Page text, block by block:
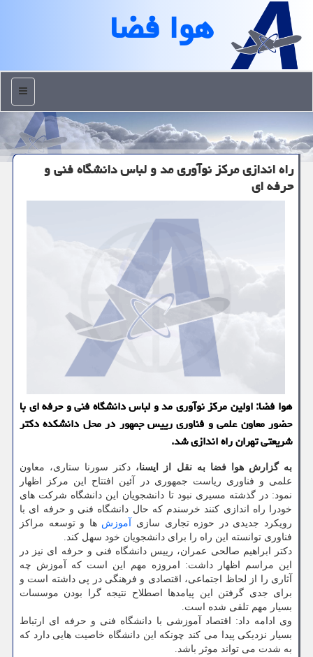
هوا فضا
منو
راه اندازی مركز نوآوری مد و لباس دانشگاه فنی و
حرفه ای
هوا فضا: اولین مرکز نوآوری مد و لباس دانشگاه فنی و حرفه ای با
حضور معاون علمی و فناوری رییس جمهور در محل دانشکده دکتر
شریعتی تهران راه اندازی شد.
به گزارش هوا فضا به نقل از ایسنا، دکتر سورنا ستاری، معاون
علمی و فناوری ریاست جمهوری در آئین افتتاح این مرکز اظهار
نمود: در گذشته مسیری نبود تا دانشجویان این دانشگاه شرکت های
خودرا راه اندازی کنند خرسندم که حال دانشگاه فنی و حرفه ای با
رویکرد جدیدی در حوزه تجاری سازی
آموزش ها و توسعه مراکز
فناوری توانسته این راه را برای دانشجویان خود سهل کند.
دکتر ابراهیم صالحی عمران، رییس دانشگاه فنی و حرفه ای نیز در
این مراسم اظهار داشت: امروزه مهم این است که آموزش چه
آثاری را از لحاظ اجتماعی، اقتصادی و فرهنگی در پی داشته است و
برای جدی گرفتن این پیامدها اصطلاح نتیجه گرا بودن موسسات
بسیار مهم تلقی شده است.
وی ادامه داد: اقتصاد آموزشی با دانشگاه فنی و حرفه ای ارتباط
بسیار نزدیکی پیدا می کند چونکه این دانشگاه خاصیت هایی دارد که
به شدت می تواند موثر باشد.